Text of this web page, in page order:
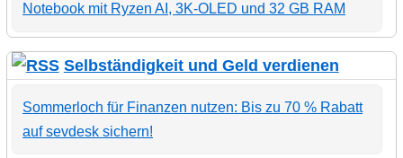
Notebook mit Ryzen AI, 3K-OLED und 32 GB RAM
Selbständigkeit und Geld verdienen
Sommerloch für Finanzen nutzen: Bis zu 70 % Rabatt
auf sevdesk sichern!